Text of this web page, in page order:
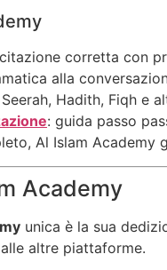
corretta con
alla
Hadith, Fiqh e
: guida passo
Al Islam Academy
Academy
unica è la sua
altre piattaforme.